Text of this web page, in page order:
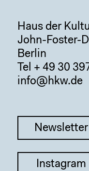
Haus der
John-Foster-
Berlin
Tel + 49 30
info@hkw.de
Newsletter
Instagram